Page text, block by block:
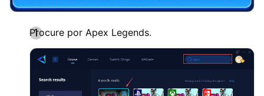
Procure por Apex Legends.